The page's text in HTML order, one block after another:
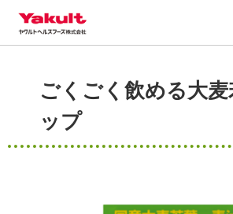
工場見学
ごくごく飲める大
ップ